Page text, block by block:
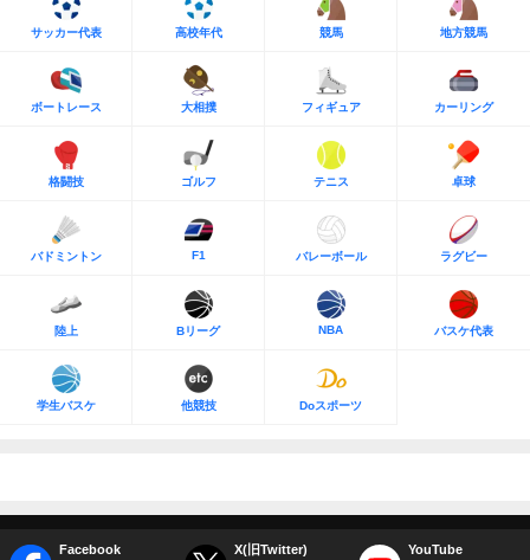
サッカー代表 高校年代 競馬 地方競馬
ボートレース 大相撲 フィギュア カーリング
格闘技 ゴルフ テニス 卓球
バドミントン F1 バレーボール ラグビー
陸上 Bリーグ NBA バスケ代表
学生バスケ 他競技 Doスポーツ
Facebook X(旧Twitter) YouTube